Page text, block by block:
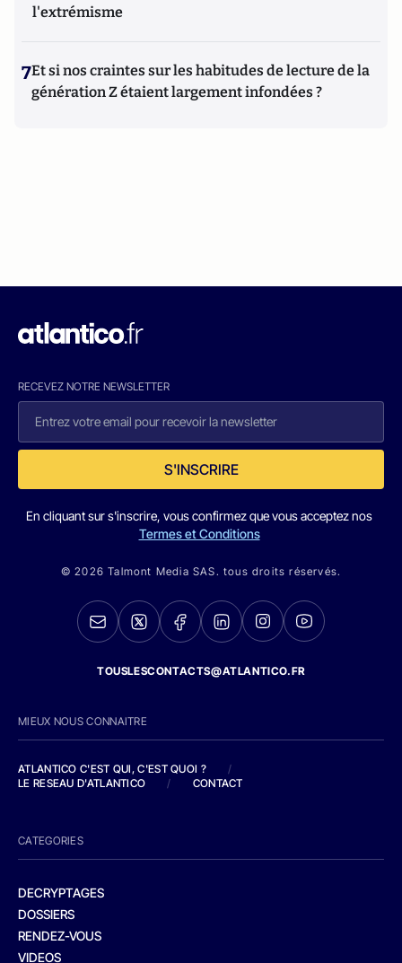
l'extrémisme
7Et si nos craintes sur les habitudes de lecture de la
génération Z étaient largement infondées ?
RECEVEZ NOTRE NEWSLETTER
S'INSCRIRE
En cliquant sur s'inscrire, vous confirmez que vous acceptez nos
Termes et Conditions
© 2026 Talmont Media SAS. tous droits réservés.
TOUSLESCONTACTS@ATLANTICO.FR
MIEUX NOUS CONNAITRE
ATLANTICO C'EST QUI, C'EST QUOI ?
/
LE RESEAU D'ATLANTICO
/ CONTACT
CATEGORIES
DECRYPTAGES
DOSSIERS
RENDEZ-VOUS
VIDEOS